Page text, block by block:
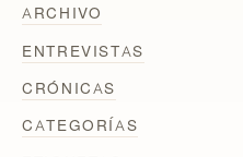
ARCHIVO
ENTREVISTAS
CRÓNICAS
CATEGORÍAS